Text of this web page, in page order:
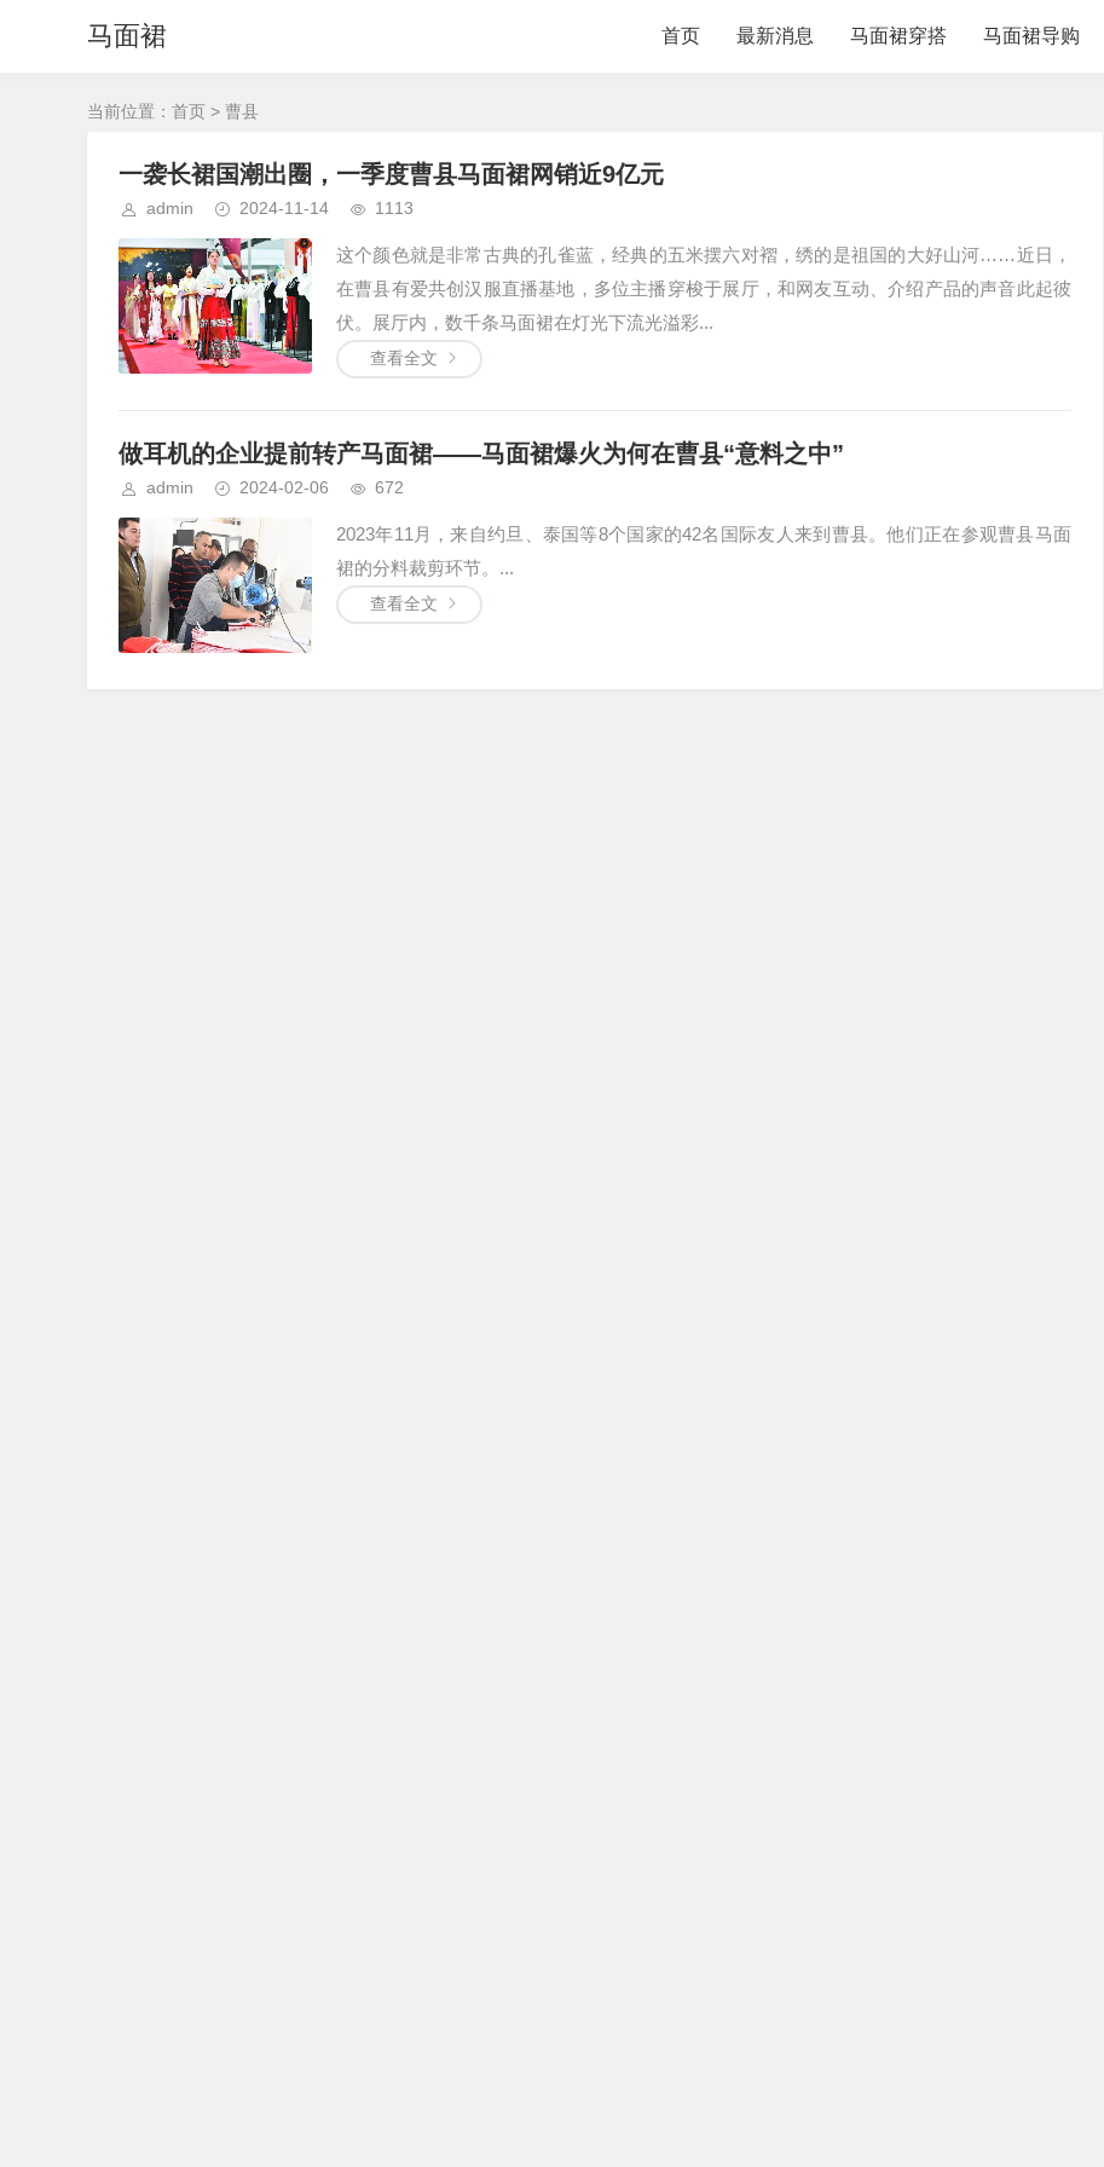
马面裙 首页 最新消息 马面裙穿搭 马面裙导购
当前位置： 首页 > 曹县
一袭长裙国潮出圈，一季度曹县马面裙网销近9亿元
admin 2024-11-14 1113
这个颜色就是非常古典的孔雀蓝，经典的五米摆六对褶，绣的是祖国的大好山河……近日，
在曹县有爱共创汉服直播基地，多位主播穿梭于展厅，和网友互动、介绍产品的声音此起彼
伏。展厅内，数千条马面裙在灯光下流光溢彩...
查看全文
做耳机的企业提前转产马面裙——马面裙爆火为何在曹县“意料之中”
admin 2024-02-06 672
2023年11月，来自约旦、泰国等8个国家的42名国际友人来到曹县。他们正在参观曹县马面
裙的分料裁剪环节。...
查看全文